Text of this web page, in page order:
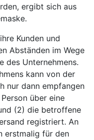
ergibt sich aus
Kunden und
Abständen im Wege
des Unternehmens.
kann von der
nur dann empfangen
über eine
(2) die betroffene
registriert. An
erstmalig für den